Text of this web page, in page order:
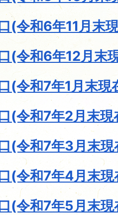
(令和6年11月末
(令和6年12月末
(令和7年1月末現
(令和7年2月末現
(令和7年3月末現
(令和7年4月末現
(令和7年5月末現